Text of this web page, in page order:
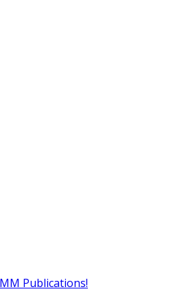
Publications!